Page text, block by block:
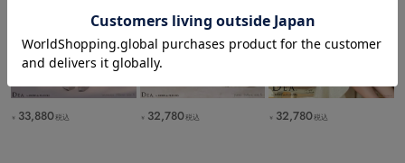
￥ 33,880税込 ￥ 32,780税込 ￥ 32,780税込